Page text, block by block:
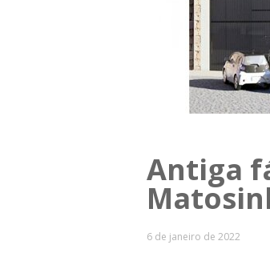
Antiga
6 de janeiro de 2022